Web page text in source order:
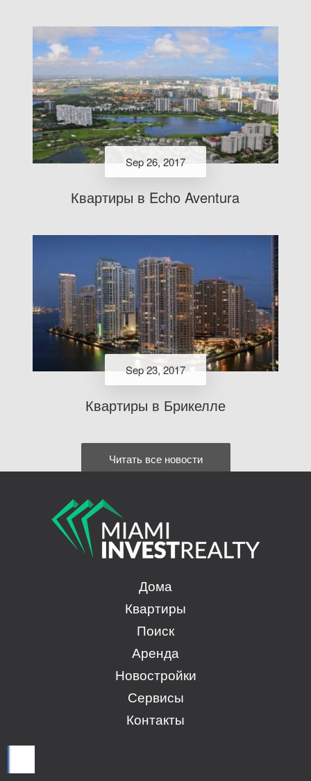
Sep 26, 2017
Квартиры в Echo Aventura
Sep 23, 2017
Квартиры в Брикелле
Читать все новости
Дома
Квартиры
Поиск
Аренда
Новостройки
Сервисы
Контакты